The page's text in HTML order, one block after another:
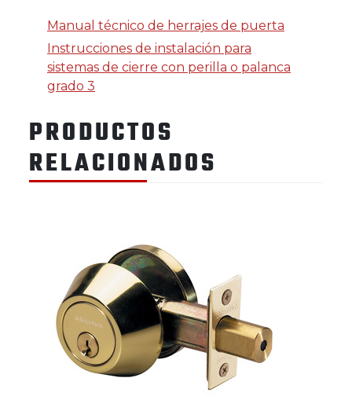
Manual técnico de herrajes de puerta
Instrucciones de instalación para
sistemas de cierre con perilla o palanca
grado 3
PRODUCTOS
RELACIONADOS